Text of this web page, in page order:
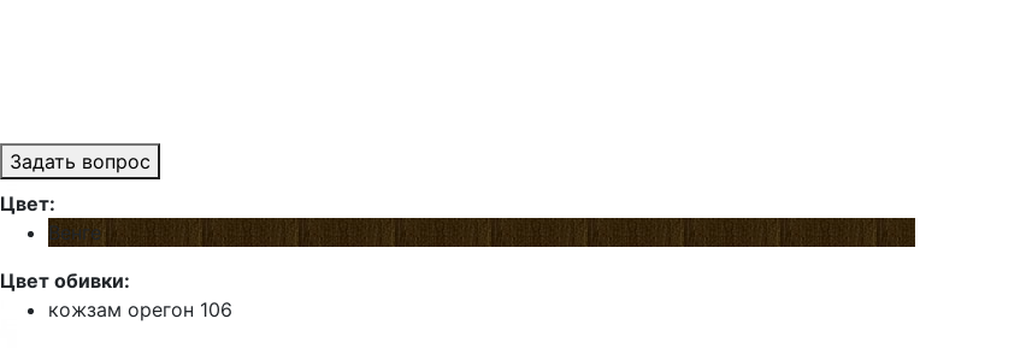
Задать вопрос
Цвет:
Венге
Цвет обивки:
кожзам орегон 106